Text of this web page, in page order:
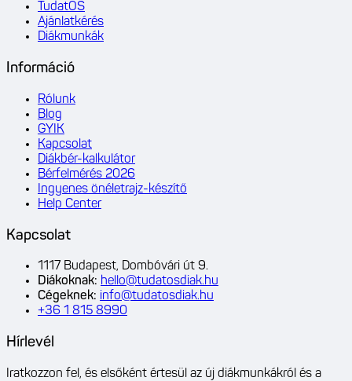
TudatOS
Ajánlatkérés
Diákmunkák
Információ
Rólunk
Blog
GYIK
Kapcsolat
Diákbér-kalkulátor
Bérfelmérés 2026
Ingyenes önéletrajz-készítő
Help Center
Kapcsolat
1117 Budapest, Dombóvári út 9.
Diákoknak: hello@tudatosdiak.hu
Cégeknek: info@tudatosdiak.hu
+36 1 815 8990
Hírlevél
Iratkozzon fel, és elsőként értesül az új diákmunkákról és a